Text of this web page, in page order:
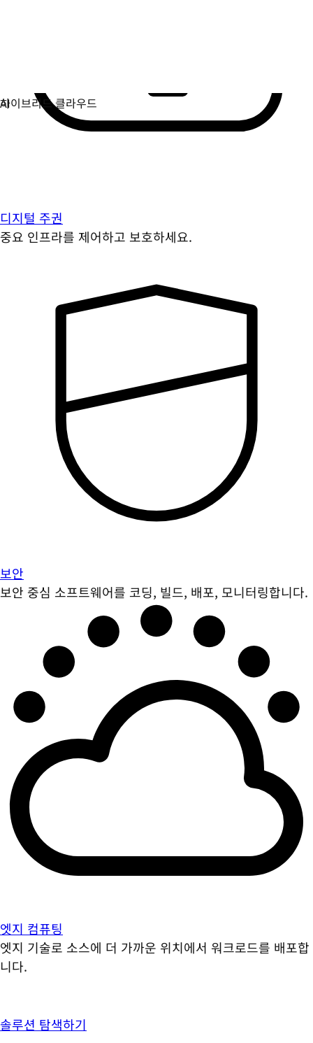
디지털 주권
중요 인프라를 제어하고 보호하세요.
보안
보안 중심 소프트웨어를 코딩, 빌드, 배포, 모니터링합니다.
엣지 컴퓨팅
엣지 기술로 소스에 더 가까운 위치에서 워크로드를 배포합
니다.
솔루션 탐색하기